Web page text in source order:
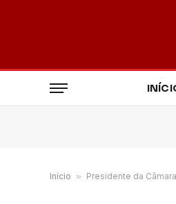
Início » Presidente da